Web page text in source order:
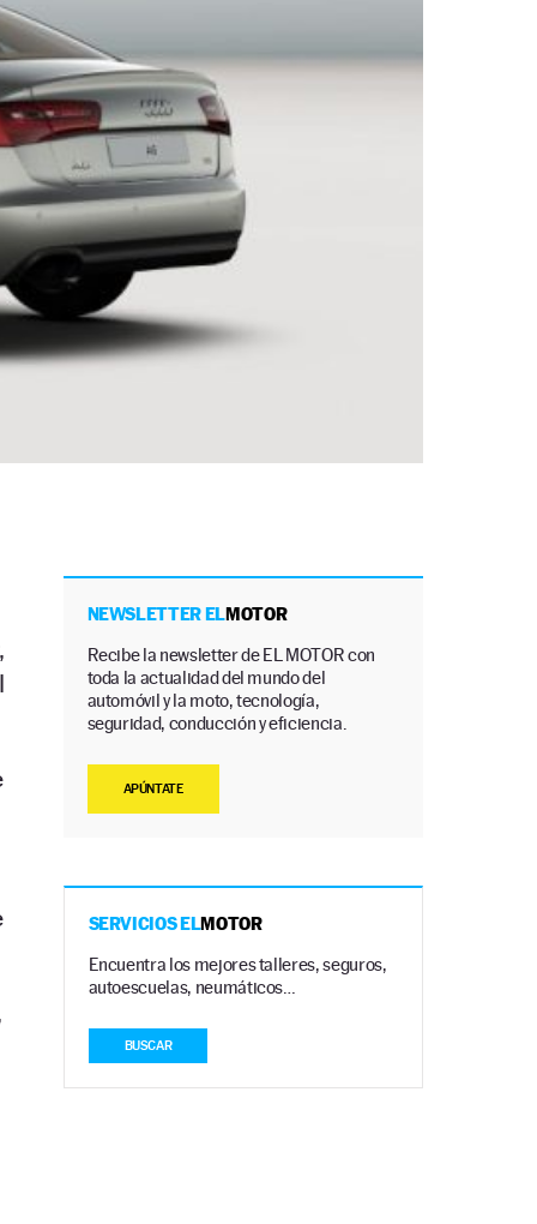
NEWSLETTER ELMOTOR
Recibe la newsletter de EL MOTOR con
toda la actualidad del mundo del
automóvil y la moto, tecnología,
seguridad, conducción y eficiencia.
APÚNTATE
SERVICIOS ELMOTOR
Encuentra los mejores talleres, seguros,
autoescuelas, neumáticos…
BUSCAR